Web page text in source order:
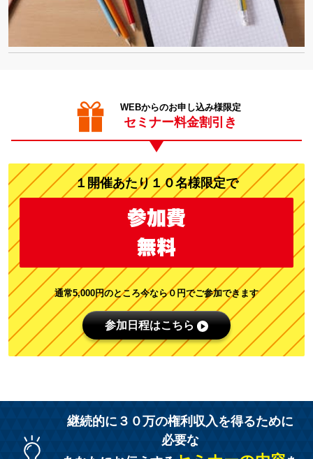
WEBからのお申し込み様限定
セミナー料金割引き
１開催あたり１０名様限定で
参加費
無料
通常5,000円のところ今なら０円でご参加できます
参加日程はこちら
継続的に３０万の権利収入を得るために
必要な